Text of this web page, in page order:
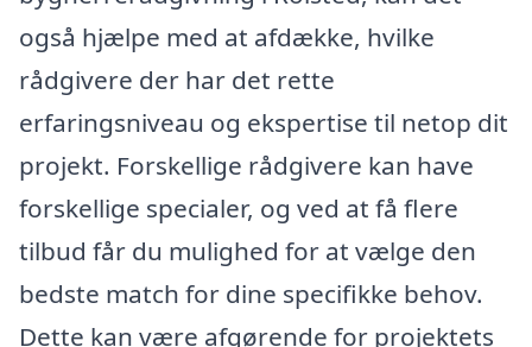
også hjælpe med at afdække, hvilke
rådgivere der har det rette
erfaringsniveau og ekspertise til netop dit
projekt. Forskellige rådgivere kan have
forskellige specialer, og ved at få flere
tilbud får du mulighed for at vælge den
bedste match for dine specifikke behov.
Dette kan være afgørende for projektets